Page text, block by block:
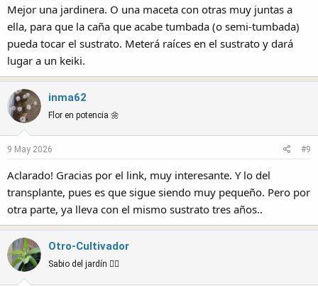
Mejor una jardinera. O una maceta con otras muy juntas a
ella, para que la caña que acabe tumbada (o semi-tumbada)
pueda tocar el sustrato. Meterá raíces en el sustrato y dará
lugar a un keiki.
inma62
Flor en potencia 🌼
9 May 2026 #9
Aclarado! Gracias por el link, muy interesante. Y lo del
transplante, pues es que sigue siendo muy pequeño. Pero por
otra parte, ya lleva con el mismo sustrato tres años..
Otro-Cultivador
Sabio del jardín 🧙‍♂️